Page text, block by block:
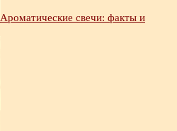
Ароматические свечи: факты и